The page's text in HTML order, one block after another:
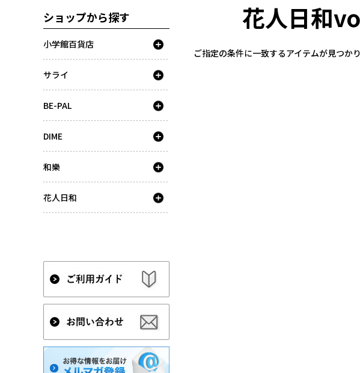
ショップから探す
小学館百貨店
サライ
BE-PAL
DIME
和樂
花人日和
花人日和
ご指定の条件に一致するアイテムが見つか